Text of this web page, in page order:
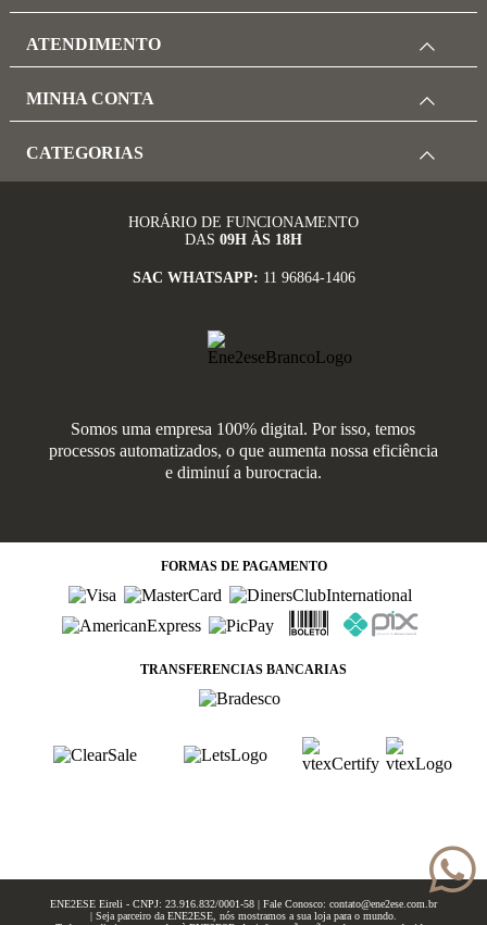
ATENDIMENTO
MINHA CONTA
CATEGORIAS
HORÁRIO DE FUNCIONAMENTO
DAS 09H ÀS 18H
SAC WHATSAPP: 11 96864-1406
Somos uma empresa 100% digital. Por isso, temos
processos automatizados, o que aumenta nossa eficiência
e diminuí a burocracia.
FORMAS DE PAGAMENTO
TRANSFERENCIAS BANCARIAS
ENE2ESE Eireli - CNPJ: 23.916.832/0001-58 | Fale Conosco: contato@ene2ese.com.br
| Seja parceiro da ENE2ESE, nós mostramos a sua loja para o mundo.